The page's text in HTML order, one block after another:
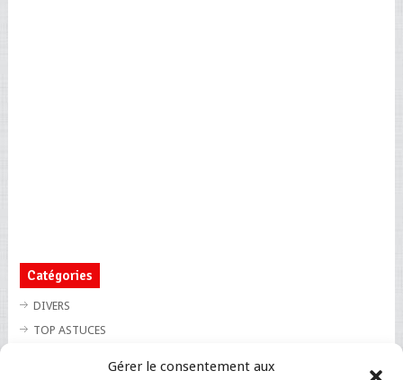
Gérer le consentement aux
Catégories
DIVERS
TOP ASTUCES